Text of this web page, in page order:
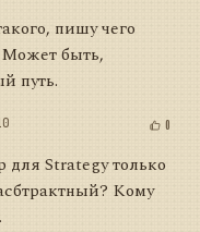
пишу чего
Может быть,
путь.
0
для Strategy только
Кому